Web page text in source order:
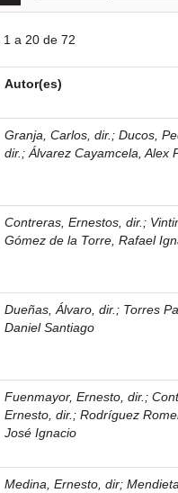
a 20 de 72
Autor(es)
Granja, Carlos, dir. ;Ducos,
dir. ;Álvarez Cayamcela, Alex
Contreras, Ernestos, dir. ;
Gómez de la Torre, Rafael
Dueñas, Álvaro, dir. ; Torres
Daniel Santiago
Fuenmayor, Ernesto, dir. ;
Ernesto, dir. ;Rodríguez
José Ignacio
Medina, Ernesto, dir;Mendieta